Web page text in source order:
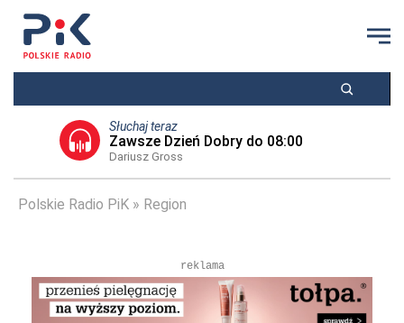
Słuchaj teraz
Zawsze Dzień Dobry do 08:00
Dariusz Gross
Polskie Radio PiK Region
reklama